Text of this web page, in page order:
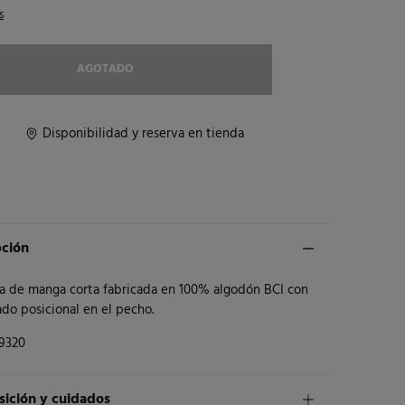
AGOTADO
Disponibilidad y reserva en tienda
de manga corta fabricada en 100% algodón BCI con
posicional en el pecho.
y cuidados